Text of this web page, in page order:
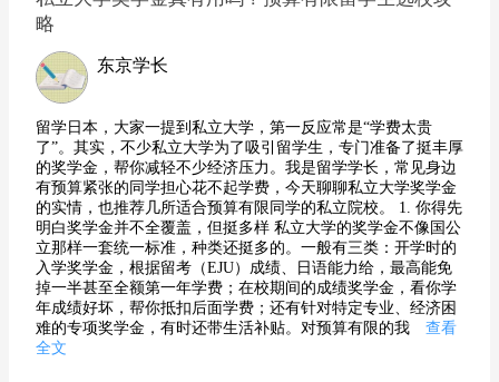
略
东京学长
留学日本，大家一提到私立大学，第一反应常是“学费太贵
了”。其实，不少私立大学为了吸引留学生，专门准备了挺丰厚
的奖学金，帮你减轻不少经济压力。我是留学学长，常见身边
有预算紧张的同学担心花不起学费，今天聊聊私立大学奖学金
的实情，也推荐几所适合预算有限同学的私立院校。 1. 你得先
明白奖学金并不全覆盖，但挺多样 私立大学的奖学金不像国公
立那样一套统一标准，种类还挺多的。一般有三类：开学时的
入学奖学金，根据留考（EJU）成绩、日语能力给，最高能免
掉一半甚至全额第一年学费；在校期间的成绩奖学金，看你学
年成绩好坏，帮你抵扣后面学费；还有针对特定专业、经济困
难的专项奖学金，有时还带生活补贴。对预算有限的我
查看
全文